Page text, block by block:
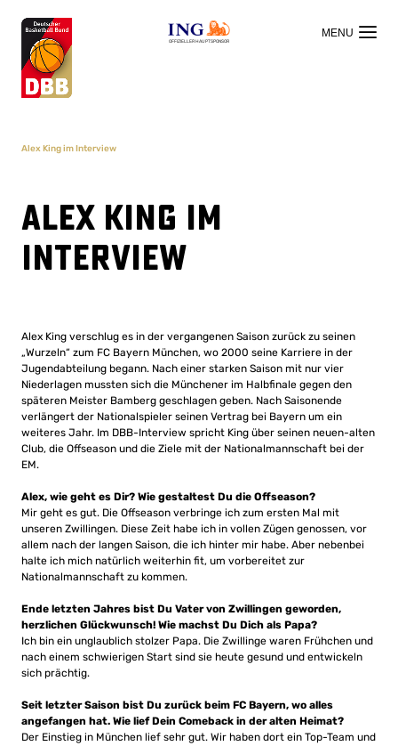
OFFIZIELLER HAUPTSPONSOR
Alex King im Interview
Alex King im
Interview
Alex King verschlug es in der vergangenen Saison zurück zu seinen
„Wurzeln“ zum FC Bayern München, wo 2000 seine Karriere in der
Jugendabteilung begann. Nach einer starken Saison mit nur vier
Niederlagen mussten sich die Münchener im Halbfinale gegen den
späteren Meister Bamberg geschlagen geben. Nach Saisonende
verlängert der Nationalspieler seinen Vertrag bei Bayern um ein
weiteres Jahr. Im DBB-Interview spricht King über seinen neuen-alten
Club, die Offseason und die Ziele mit der Nationalmannschaft bei der
EM.
Alex, wie geht es Dir? Wie gestaltest Du die Offseason?
Mir geht es gut. Die Offseason verbringe ich zum ersten Mal mit
unseren Zwillingen. Diese Zeit habe ich in vollen Zügen genossen, vor
allem nach der langen Saison, die ich hinter mir habe. Aber nebenbei
halte ich mich natürlich weiterhin fit, um vorbereitet zur
Nationalmannschaft zu kommen.
Ende letzten Jahres bist Du Vater von Zwillingen geworden,
herzlichen Glückwunsch! Wie machst Du Dich als Papa?
Ich bin ein unglaublich stolzer Papa. Die Zwillinge waren Frühchen und
nach einem schwierigen Start sind sie heute gesund und entwickeln
sich prächtig.
Seit letzter Saison bist Du zurück beim FC Bayern, wo alles
angefangen hat. Wie lief Dein Comeback in der alten Heimat?
Der Einstieg in München lief sehr gut. Wir haben dort ein Top-Team und